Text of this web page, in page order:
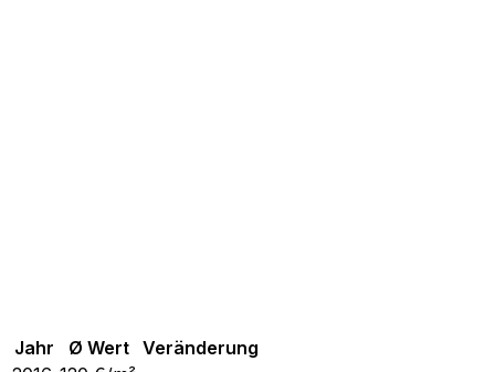
Jahr Ø Wert Veränderung